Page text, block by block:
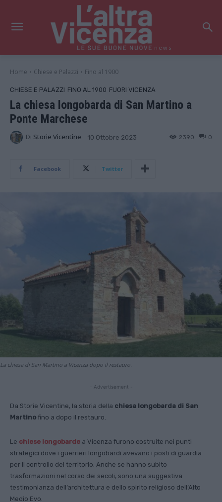
news
Home Chiese e Palazzi Fino al 1900
CHIESE E PALAZZI FINO AL 1900 FUORI VICENZA
La chiesa longobarda di San Martino a
Ponte Marchese
Di Storie Vicentine 10 Ottobre 2023 0
2390
Facebook Twitter
La chiesa di San Martino a Vicenza dopo il restauro.
- Advertisement -
Da Storie Vicentine, la storia della chiesa longobarda di San
Martino fino a dopo il restauro.
Le chiese longobarde a Vicenza furono costruite nei punti
strategici dove i guerrieri longobardi avevano i posti di guardia
per il controllo del territorio. Anche se hanno subito
trasformazioni nel corso dei secoli, sono una suggestiva
testimonianza dell’architettura e dello spirito religioso dell’Alto
Medio Evo.